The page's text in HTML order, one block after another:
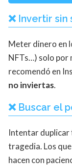
❌ Invertir sin
Meter dinero en
NFTs…) solo por
recomendó en
no inviertas.
❌ Buscar el
Intentar duplicar
tragedia. Los
hacen con